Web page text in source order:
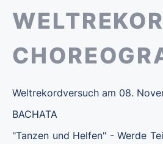
Weltrekordversuch am 08.
BACHATA
"Tanzen und Helfen" - Werde